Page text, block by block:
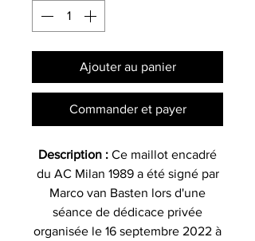
Ajouter au panier
Commander et payer
Description : Ce maillot encadré
du AC Milan 1989 a été signé par
Marco van Basten lors d'une
séance de dédicace privée
organisée le 16 septembre 2022 à